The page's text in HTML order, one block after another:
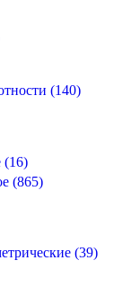
(140)
(16)
(865)
(39)